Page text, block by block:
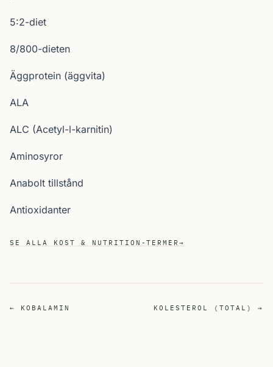
5:2-diet
8/800-dieten
Äggprotein (äggvita)
ALA
ALC (Acetyl-l-karnitin)
Aminosyror
Anabolt tillstånd
Antioxidanter
SE ALLA KOST & NUTRITION-TERMER→
← KOBALAMIN KOLESTEROL (TOTAL) →